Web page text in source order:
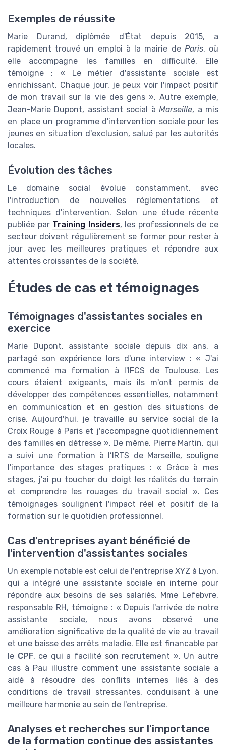
Exemples de réussite
Marie Durand, diplômée d'État depuis 2015, a
rapidement trouvé un emploi à la mairie de Paris, où
elle accompagne les familles en difficulté. Elle
témoigne : « Le métier d'assistante sociale est
enrichissant. Chaque jour, je peux voir l'impact positif
de mon travail sur la vie des gens ». Autre exemple,
Jean-Marie Dupont, assistant social àMarseille, a mis
en place un programme d'intervention sociale pour les
jeunes en situation d'exclusion, salué par les autorités
locales.
Évolution des tâches
Le domaine social évolue constamment, avec
l'introduction de nouvelles réglementations et
techniques d'intervention. Selon une étude récente
publiée par Training Insiders, les professionnels de ce
secteur doivent régulièrement se former pour rester à
jour avec les meilleures pratiques et répondre aux
attentes croissantes de la société.
Études de cas et témoignages
Témoignages d'assistantes sociales en
exercice
Marie Dupont, assistante sociale depuis dix ans, a
partagé son expérience lors d'une interview : « J'ai
commencé ma formation à l'IFCS de Toulouse. Les
cours étaient exigeants, mais ils m'ont permis de
développer des compétences essentielles, notamment
en communication et en gestion des situations de
crise. Aujourd'hui, je travaille au service social de la
Croix Rouge à Paris et j'accompagne quotidiennement
des familles en détresse ». De même, Pierre Martin, qui
a suivi une formation à l’IRTS de Marseille, souligne
l'importance des stages pratiques : « Grâce à mes
stages, j'ai pu toucher du doigt les réalités du terrain
et comprendre les rouages du travail social ». Ces
témoignages soulignent l'impact réel et positif de la
formation sur le quotidien professionnel.
Cas d'entreprises ayant bénéficié de
l'intervention d'assistantes sociales
Un exemple notable est celui de l'entreprise XYZ à Lyon,
qui a intégré une assistante sociale en interne pour
répondre aux besoins de ses salariés. Mme Lefebvre,
responsable RH, témoigne : « Depuis l'arrivée de notre
assistante sociale, nous avons observé une
amélioration significative de la qualité de vie au travail
et une baisse des arrêts maladie. Elle est financable par
le CPF, ce qui a facilité son recrutement ». Un autre
cas à Pau illustre comment une assistante sociale a
aidé à résoudre des conflits internes liés à des
conditions de travail stressantes, conduisant à une
meilleure harmonie au sein de l'entreprise.
Analyses et recherches sur l'importance
de la formation continue des assistantes